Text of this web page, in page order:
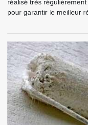
réalisé très
pour garantir le meilleur